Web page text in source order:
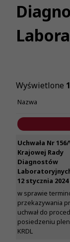
Wyświetlone
Nazwa
Uchwała Nr
Krajowej Rady
Diagnostów
12 stycznia
w sprawie
przekazywania
uchwał do
posiedzeniu
KRDL